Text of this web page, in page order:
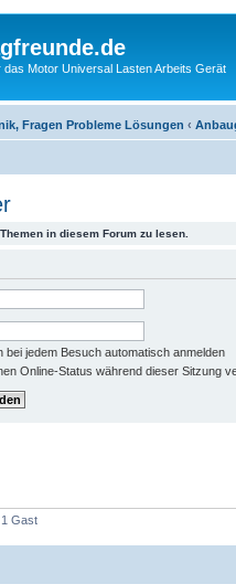
das Motor Universal Lasten Arbeits Gerät
Fragen Probleme Lösungen ‹
in diesem Forum zu lesen.
bei jedem Besuch automatisch anmelden
Online-Status während dieser Sitzung
1 Gast